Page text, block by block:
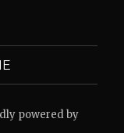
powered by